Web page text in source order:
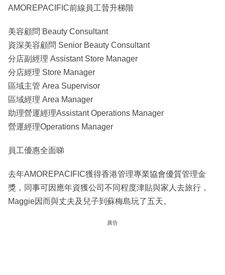
AMOREPACIFIC前線員工晉升梯階
美容顧問 Beauty Consultant
資深美容顧問 Senior Beauty Consultant
分店副經理 Assistant Store Manager
分店經理 Store Manager
區域主管 Area Supervisor
區域經理 Area Manager
助理營運經理Assistant Operations Manager
營運經理Operations Manager
員工優惠全面睇
去年AMOREPACIFIC獲得香港管理專業協會優質管理金
獎，同事可因應年資獲公司不同程度津貼與家人去旅行，
Maggie因而與丈夫及兒子到蘇梅島玩了五天。
廣告